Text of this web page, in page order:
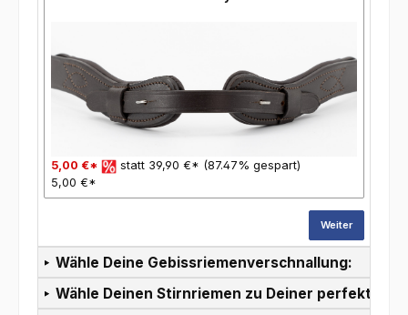
5,00 €*
statt 39,90 €* (87.47% gespart)
5,00 €*
Weiter
Wähle Deine Gebissriemenverschnallung:
Wähle Deinen Stirnriemen zu Deiner perfekten